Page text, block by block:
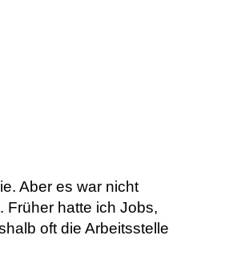
Aber es war nicht
Früher hatte ich Jobs,
oft die Arbeitsstelle